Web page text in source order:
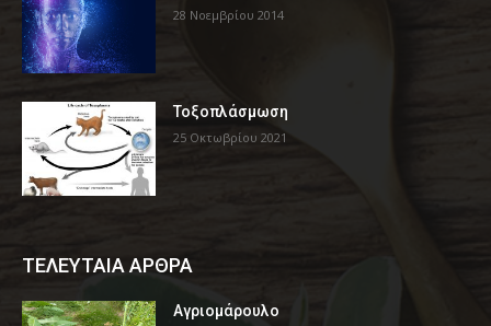
28 Νοεμβρίου 2014
Τοξοπλάσμωση
25 Οκτωβρίου 2021
ΤΕΛΕΥΤΑΙΑ ΑΡΘΡΑ
Αγριομάρουλο